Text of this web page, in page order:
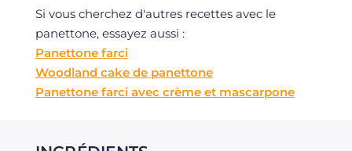
Si vous cherchez d'autres recettes avec le
panettone, essayez aussi :
Panettone farci
Woodland cake de panettone
Panettone farci avec crème et mascarpone